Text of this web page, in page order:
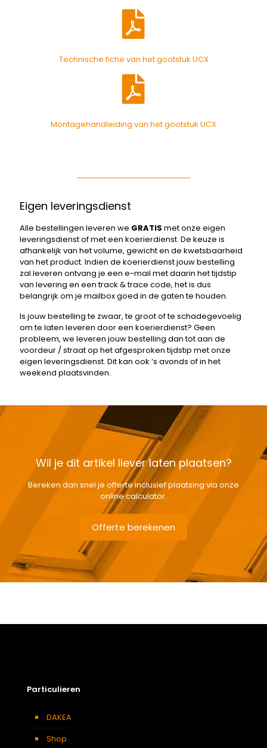
Technische fiche van het gootstuk UCX
Montagehandleiding van het gootstuk UCX
Eigen leveringsdienst
Alle bestellingen leveren we GRATIS met onze eigen
leveringsdienst of met een koerierdienst. De keuze is
afhankelijk van het volume, gewicht en de kwetsbaarheid
van het product. Indien de koerierdienst jouw bestelling
zal leveren ontvang je een e-mail met daarin het tijdstip
van levering en een track & trace code, het is dus
belangrijk om je mailbox goed in de gaten te houden.
Is jouw bestelling te zwaar, te groot of te schadegevoelig
om te laten leveren door een koerierdienst? Geen
probleem, we leveren jouw bestelling dan tot aan de
voordeur / straat op het afgesproken tijdstip met onze
eigen leveringsdienst. Dit kan ook ‘s avonds of in het
weekend plaatsvinden.
Wil je dit artikel liever laten plaatsen?
Bereken dan snel je offerte inclusief plaatsing via onze
online calculator.
Offerte berekenen
Particulieren
DAKEA
Shop